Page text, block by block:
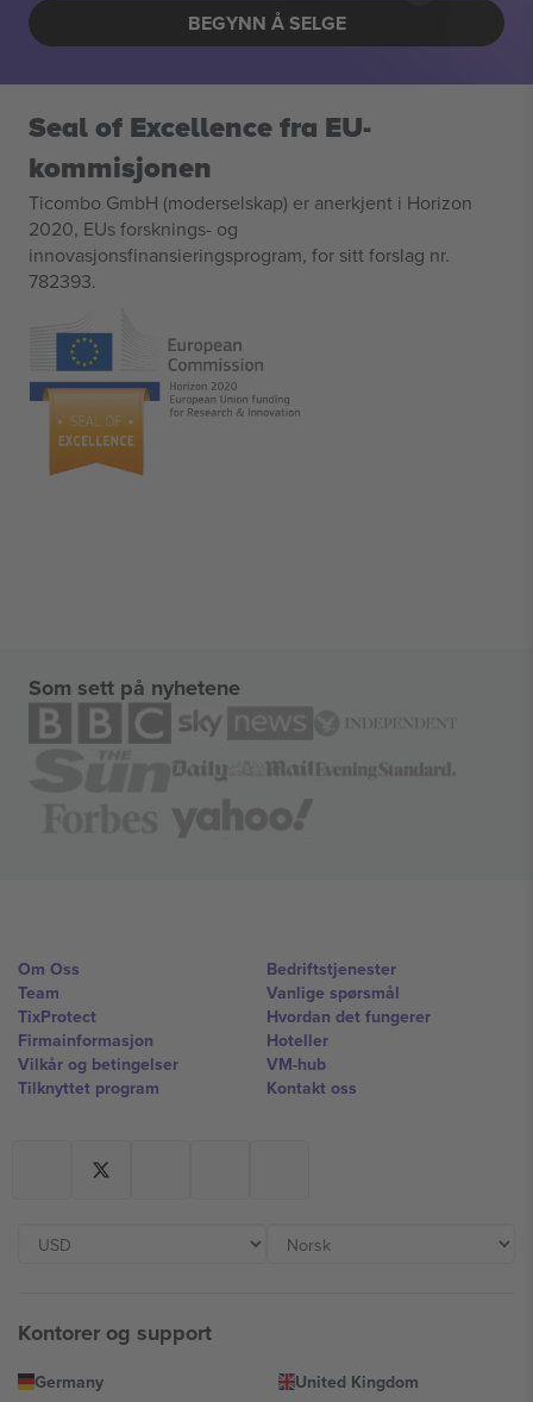
BEGYNN Å SELGE
Seal of Excellence fra EU-
kommisjonen
Ticombo GmbH (moderselskap) er anerkjent i Horizon
2020, EUs forsknings- og
innovasjonsfinansieringsprogram, for sitt forslag nr.
782393.
Som sett på nyhetene
Om Oss
Team
TixProtect
Firmainformasjon
Vilkår og betingelser
Tilknyttet program
Bedriftstjenester
Vanlige spørsmål
Hvordan det fungerer
Hoteller
VM-hub
Kontakt oss
Kontorer og support
Germany
United Kingdom